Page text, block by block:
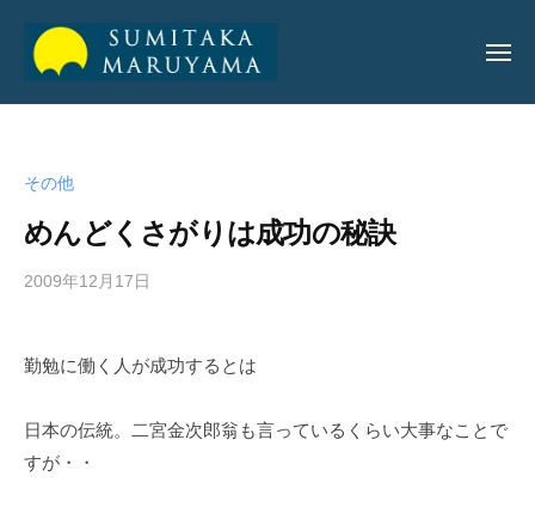
丸
孝
サ
ト
丸
純
孝
公
イ
その他
めんどくさがりは成功の秘訣
2009年12月17日
d
i
勤勉に働く人が成功するとは
日本の伝統。二宮金次郎翁も言っているくらい大事なことで
すが・・
山
公
サ
ト